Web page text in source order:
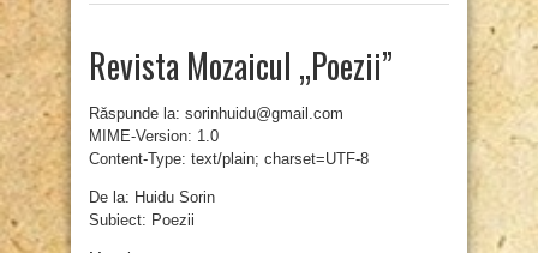
Revista Mozaicul „Poezii”
Răspunde la: sorinhuidu@gmail.com
MIME-Version: 1.0
Content-Type: text/plain; charset=UTF-8
De la: Huidu Sorin
Subiect: Poezii